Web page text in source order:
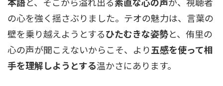
の心を強く揺さぶりました。テオの魅力は、言葉の
壁を乗り越えようとするひたむきな姿勢と、侑里の
心の声が聞こえないからこそ、より五感を使って相
手を理解しようとする温かさにあります。